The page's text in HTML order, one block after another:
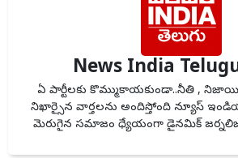
News India
ఏ పార్టీలకు కొమ్ముకాయకుండా..నీతి ,
నిఖార్సైన వార్తలను అందిస్తోంది న్యూస్
మెరుగైన సమాజం ధ్యేయంగా డైనమిక్